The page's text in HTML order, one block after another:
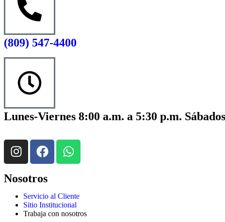
(809) 547-4400
Lunes-Viernes 8:00 a.m. a 5:30 p.m.
Nosotros
Servicio al Cliente
Sitio Institucional
Trabaja con nosotros